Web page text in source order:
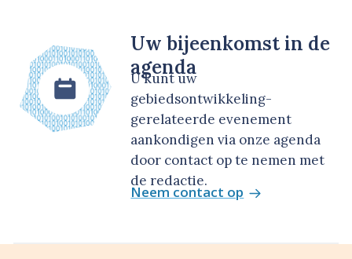
Uw bijeenkomst in de
agenda
U kunt uw
gebiedsontwikkeling-
gerelateerde evenement
aankondigen via onze agenda
door contact op te nemen met
de redactie.
Neem contact op